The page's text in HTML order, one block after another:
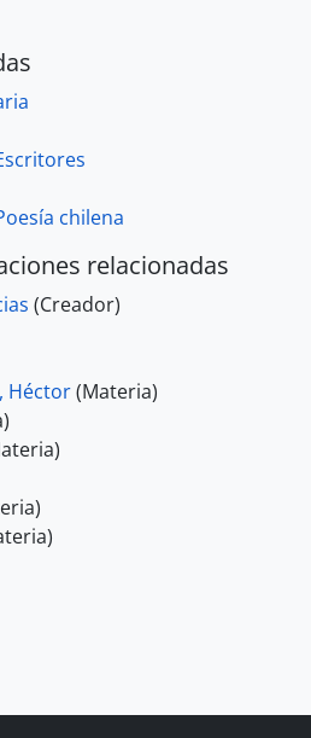
chilena
relacionadas
(Creador)
Héctor(Materia)